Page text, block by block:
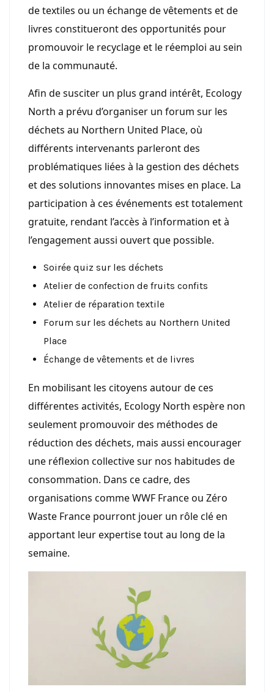
de textiles ou un échange de vêtements et de
livres constitueront des opportunités pour
promouvoir le recyclage et le réemploi au sein
de la communauté.
Afin de susciter un plus grand intérêt, Ecology
North a prévu d’organiser un forum sur les
déchets au Northern United Place, où
différents intervenants parleront des
problématiques liées à la gestion des déchets
et des solutions innovantes mises en place. La
participation à ces événements est totalement
gratuite, rendant l’accès à l’information et à
l’engagement aussi ouvert que possible.
Soirée quiz sur les déchets
Atelier de confection de fruits confits
Atelier de réparation textile
Forum sur les déchets au Northern United
Place
Échange de vêtements et de livres
En mobilisant les citoyens autour de ces
différentes activités, Ecology North espère non
seulement promouvoir des méthodes de
réduction des déchets, mais aussi encourager
une réflexion collective sur nos habitudes de
consommation. Dans ce cadre, des
organisations comme WWF France ou Zéro
Waste France pourront jouer un rôle clé en
apportant leur expertise tout au long de la
semaine.